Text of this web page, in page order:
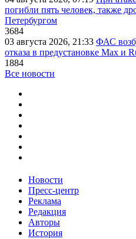
погибли пять человек, также
Петербургом
3684
03 августа 2026, 21:33 ФАС
отказа в предустановке Max и
1884
Все новости
Новости
Пресс-центр
Реклама
Редакция
Авторы
История